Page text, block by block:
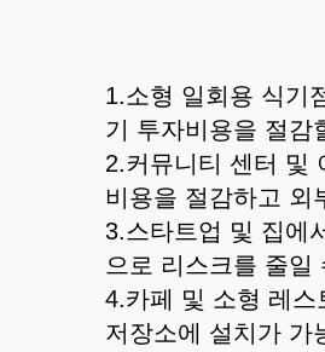
1.소형 일회용 식기
기 투자비용을 절감
2.커뮤니티 센터 및
비용을 절감하고 외
3.스타트업 및 집에
으로 리스크를 줄일
4.카페 및 소형 레
저장소에 설치가 가